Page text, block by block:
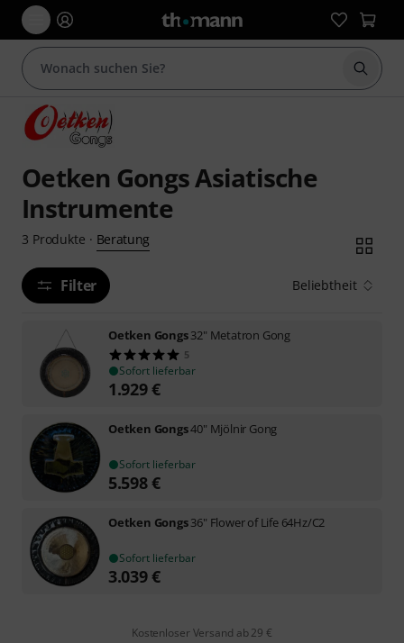
Suche
Oetken Gongs Asiatische
Instrumente
3 Produkte · Beratung
Filter Beliebtheit
Oetken Gongs32" Metatron Gong
5
Sofort lieferbar
1.929€
Oetken Gongs40" Mjölnir Gong
Sofort lieferbar
5.598€
Oetken Gongs36" Flower of Life 64Hz/C2
Sofort lieferbar
3.039€
Kostenloser Versand ab 29 €